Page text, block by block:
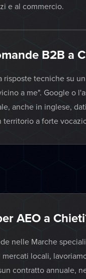
e al commercio.
B2B a
risposte tecniche su
a me". Google o
anche in inglese,
territorio a forte
AEO a
nelle Marche
locali,
contratto annuale,